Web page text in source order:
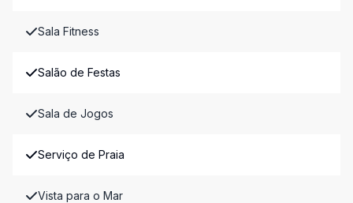
Sala Fitness
Salão de Festas
Sala de Jogos
Serviço de Praia
Vista para o Mar